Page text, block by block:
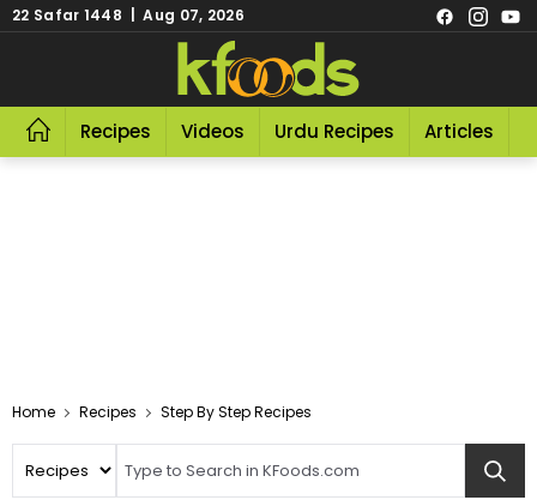
22 Safar 1448 | Aug 07, 2026
Recipes Videos Urdu Recipes Articles
Home Recipes Step By Step Recipes